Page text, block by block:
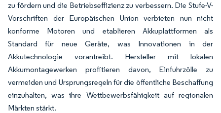
zu fördern und die Betriebseffizienz zu verbessern. Die Stufe-V-
Vorschriften der Europäischen Union verbieten nun nicht
konforme Motoren und etablieren Akkuplattformen als
Standard für neue Geräte, was Innovationen in der
Akkutechnologie vorantreibt. Hersteller mit lokalen
Akkumontagewerken profitieren davon, Einfuhrzölle zu
vermeiden und Ursprungsregeln für die öffentliche Beschaffung
einzuhalten, was ihre Wettbewerbsfähigkeit auf regionalen
Märkten stärkt.